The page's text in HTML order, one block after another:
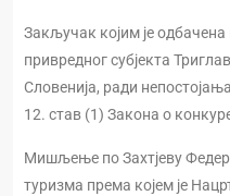
Закључак којим је одбачена
привредног субјекта
Словенија, ради
12. став (1) Закона о
Мишљење по Захтјеву
туризма према којем је